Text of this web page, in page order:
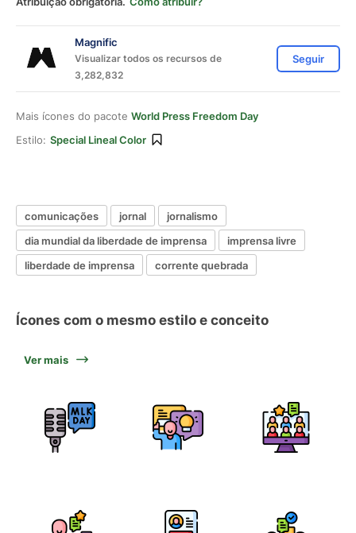
Magnific
Visualizar todos os recursos de
3,282,832
Seguir
Mais ícones do pacote World Press Freedom Day
Estilo: Special Lineal Color
comunicações jornal
jornalismo
dia mundial da liberdade de imprensa
imprensa livre
liberdade de imprensa
corrente quebrada
Ícones com o mesmo estilo e conceito
Ver mais